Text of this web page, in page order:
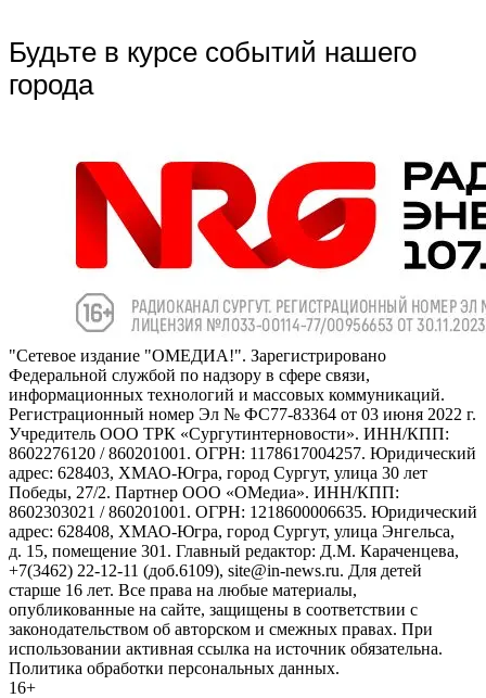
Будьте в курсе событий нашего
города
"Сетевое издание "ОМЕДИА!". Зарегистрировано
Федеральной службой по надзору в сфере связи,
информационных технологий и массовых коммуникаций.
Регистрационный номер Эл № ФС77-83364 от 03 июня 2022 г.
Учредитель ООО ТРК «Сургутинтерновости». ИНН/КПП:
8602276120 / 860201001. ОГРН: 1178617004257. Юридический
адрес: 628403, ХМАО-Югра, город Сургут, улица 30 лет
Победы, 27/2. Партнер ООО «ОМедиа». ИНН/КПП:
8602303021 / 860201001. ОГРН: 1218600006635. Юридический
адрес: 628408, ХМАО-Югра, город Сургут, улица Энгельса,
д. 15, помещение 301. Главный редактор: Д.М. Караченцева,
+7(3462) 22-12-11 (доб.6109), site@in-news.ru. Для детей
старше 16 лет. Все права на любые материалы,
опубликованные на сайте, защищены в соответствии с
законодательством об авторском и смежных правах. При
использовании активная ссылка на источник обязательна.
Политика обработки персональных данных.
16+